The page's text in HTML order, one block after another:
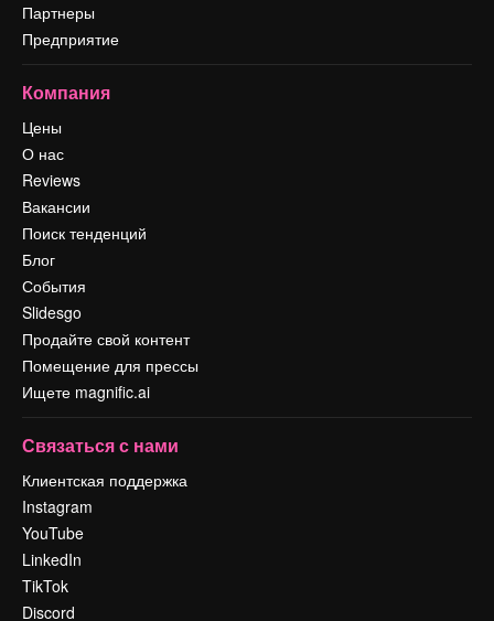
Партнеры
Предприятие
Компания
Цены
О нас
Reviews
Вакансии
Поиск тенденций
Блог
События
Slidesgo
Продайте свой контент
Помещение для прессы
Ищете magnific.ai
Связаться с нами
Клиентская поддержка
Instagram
YouTube
LinkedIn
TikTok
Discord